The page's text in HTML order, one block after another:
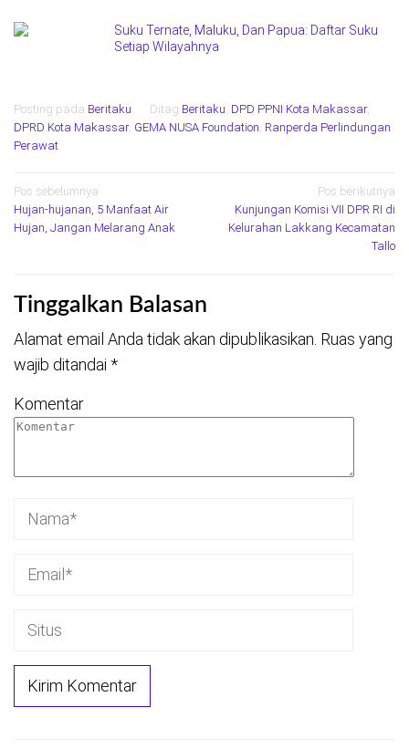
Suku Ternate, Maluku, Dan Papua: Daftar Suku
Setiap Wilayahnya
Posting pada Beritaku Ditag Beritaku DPD PPNI Kota Makassar,
DPRD Kota Makassar, GEMA NUSA Foundation Ranperda Perlindungan
Perawat
Navigasi
pos
Pos sebelumnya
Hujan-hujanan, 5 Manfaat Air
Hujan, Jangan Melarang Anak
Pos berikutnya
Kunjungan Komisi VII DPR RI di
Kelurahan Lakkang Kecamatan
Tallo
Tinggalkan Balasan
Alamat email Anda tidak akan dipublikasikan. Ruas yang
wajib ditandai *
Komentar